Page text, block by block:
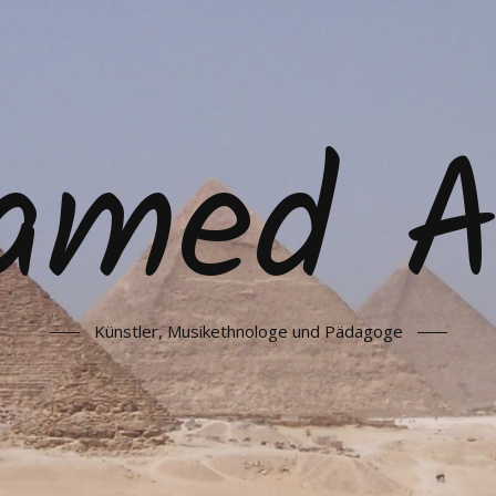
Künstler, Musikethnologe und Pädagoge